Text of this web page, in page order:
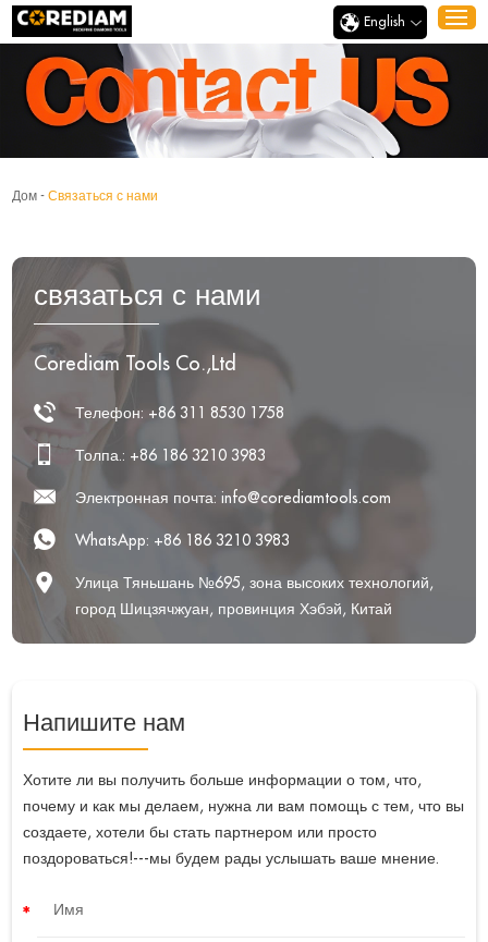
English
Дом -Связаться с нами
связаться с нами
Corediam Tools Co.,Ltd
Телефон: +86 311 8530 1758
Толпа.: +86 186 3210 3983
Электронная почта:info@corediamtools.com
WhatsApp: +86 186 3210 3983
Улица Тяньшань №695, зона высоких технологий,
город Шицзячжуан, провинция Хэбэй, Китай
Напишите нам
Хотите ли вы получить больше информации о том, что,
почему и как мы делаем, нужна ли вам помощь с тем, что вы
создаете, хотели бы стать партнером или просто
поздороваться!---мы будем рады услышать ваше мнение.